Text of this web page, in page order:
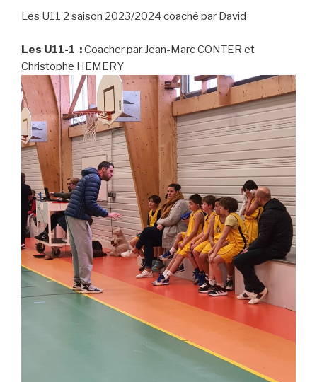
Les U11 2 saison 2023/2024 coaché par David
Les U11-1 :Coacher par Jean-Marc CONTER et
Christophe HEMERY